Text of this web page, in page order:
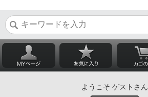
ようこそ ゲストさん